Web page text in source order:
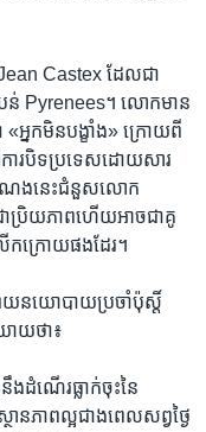
​Jean Castex ​ដែល​ជា​
ន់​ Pyrenees។​ លោក​មាន​
អ្នក​មិន​បង្ខាំង»​ ក្រោយ​ពី​
ារ​បិទ​ប្រទេស​ដោយសារ​
ណែង​នេះ​ជំនួស​លោក​
ាប្រិយភាព​ហើយ​អាច​ជា​គូ​
ក​ក្រោយ​ផង​ដែរ។​
យនយោបាយ​ប្រចាំ​ប៉ុស្តិ៍
ាយ​ថា៖​
ដំណើរ​ធ្លាក់​ចុះ​នៃ​
ានភាព​ល្អ​ជាង​ពេល​សព្វ​ថ្ងៃ​